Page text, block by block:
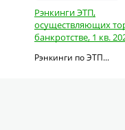
Рэнкинги ЭТП,
осуществляющих
банкротстве, 1 кв.
Рэнкинги по ЭТП...